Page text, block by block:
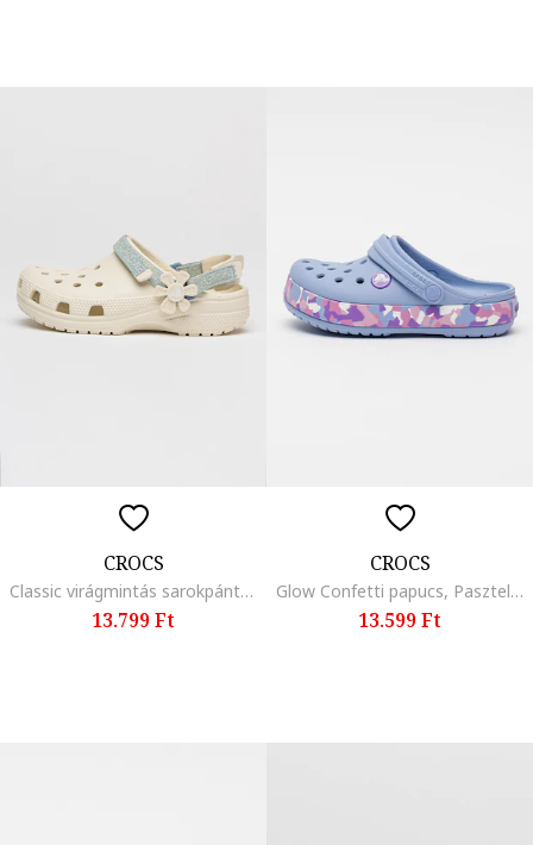
CROCS
Classic virágmintás sarokpántos papucs, Világosbézs
13.799 Ft
CROCS
Glow Confetti papucs, Pasztellkék
13.599 Ft